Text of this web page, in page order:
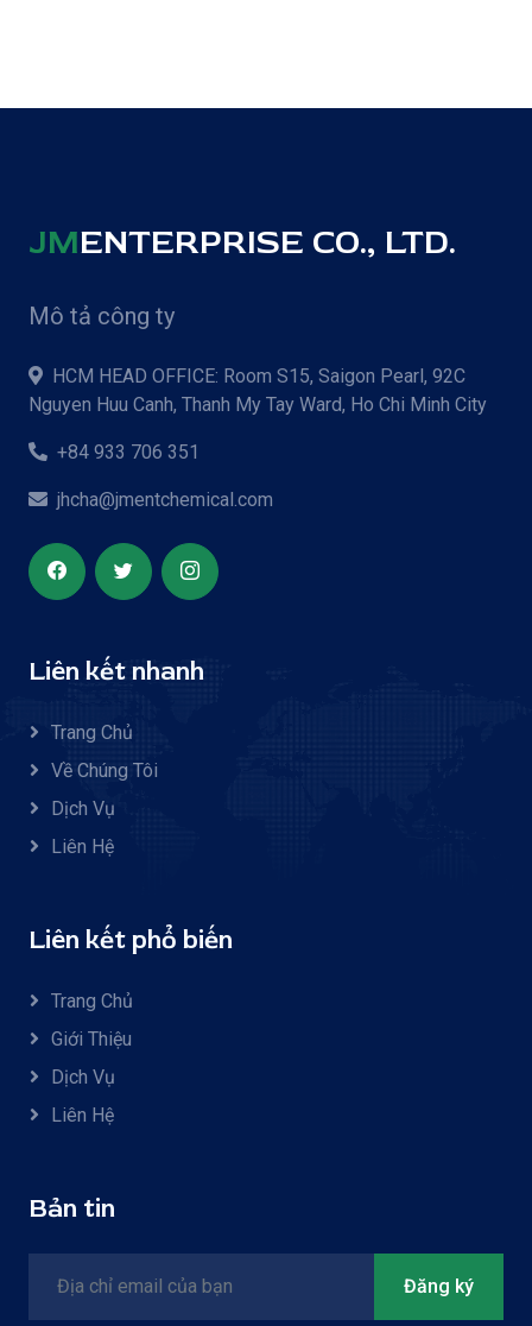
JMENTERPRISE CO., LTD.
Mô tả công ty
HCM HEAD OFFICE: Room S15, Saigon Pearl, 92C
Nguyen Huu Canh, Thanh My Tay Ward, Ho Chi Minh City
+84 933 706 351
jhcha@jmentchemical.com
Liên kết nhanh
Trang Chủ
Về Chúng Tôi
Dịch Vụ
Liên Hệ
Liên kết phổ biến
Trang Chủ
Giới Thiệu
Dịch Vụ
Liên Hệ
Bản tin
Đăng ký